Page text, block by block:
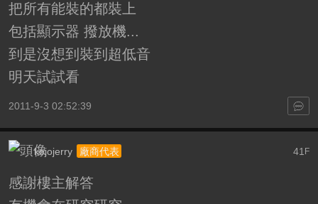
把所有能裝的都裝上
包括顯示器 撥放機...
到是沒想到裝到超低音
明天試試看
2011-9-3 02:52:39
41 F
kojojerry 廠商代表
感謝樓主解答